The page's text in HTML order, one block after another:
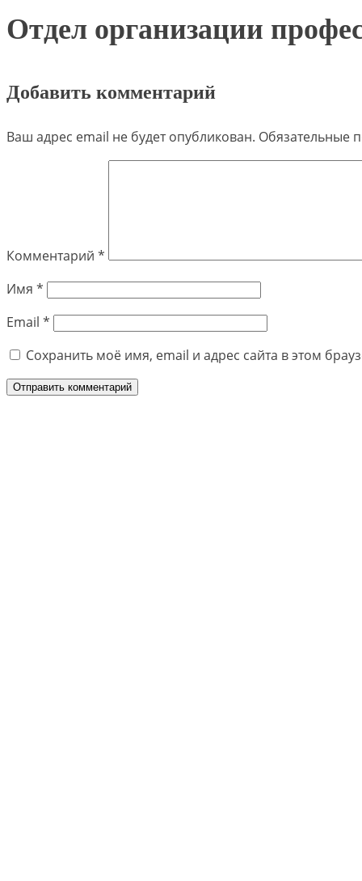
Отдел организации
Добавить комментарий
Ваш адрес email не будет опубликован. Обязательные
Комментарий *
Имя *
Email *
Сохранить моё имя, email и адрес сайта в этом